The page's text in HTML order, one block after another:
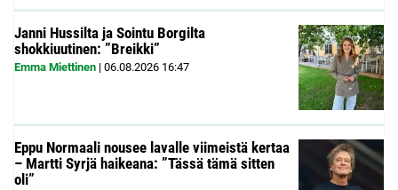
Janni Hussilta ja Sointu Borgilta
shokkiuutinen: ”Breikki”
Emma Miettinen | 06.08.2026 16:47
Eppu Normaali nousee lavalle viimeistä kertaa
– Martti Syrjä haikeana: ”Tässä tämä sitten
oli”